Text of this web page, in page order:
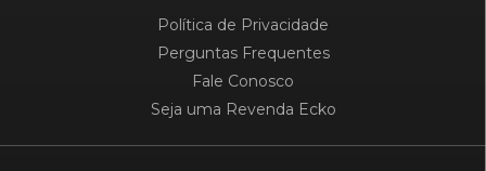
Política de Privacidade
Perguntas Frequentes
Fale Conosco
Seja uma Revenda Ecko